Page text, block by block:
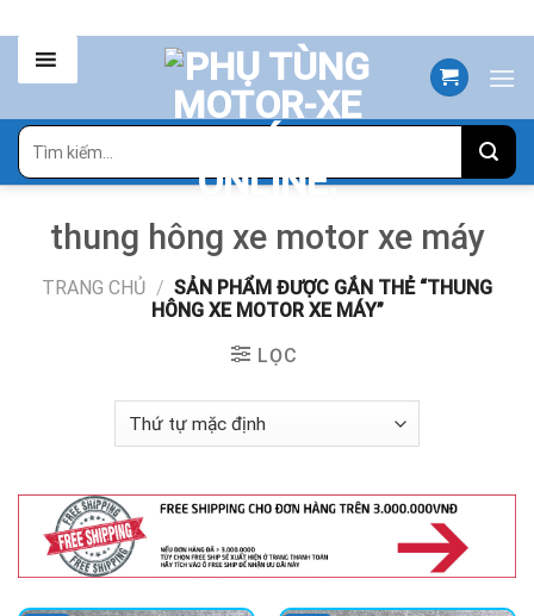
to
content
Tìm
kiếm:
thung hông xe motor xe máy
TRANG CHỦ / SẢN PHẨM ĐƯỢC GẮN THẺ “THUNG
HÔNG XE MOTOR XE MÁY”
LỌC